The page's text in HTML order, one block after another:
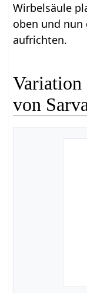
Wirbelsäule
oben und nun
aufrichten.
Variation
von